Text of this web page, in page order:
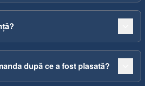
după ce a fost plasată?